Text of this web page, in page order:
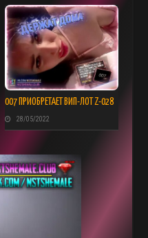
007 ПРИОБРЕТАЕТ ВИП-ЛОТ Z-028
28/05/2022